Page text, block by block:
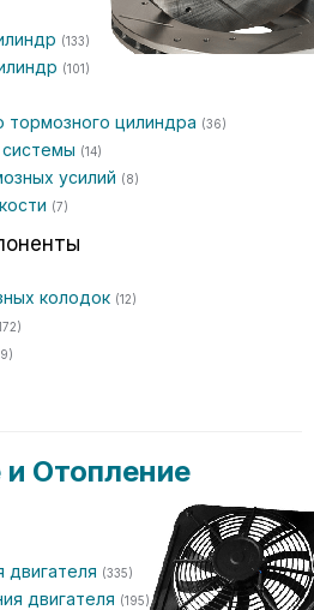
(133)
(101)
тормозного цилиндра (36)
(14)
усилий (8)
(7)
колодок (12)
Отопление
(335)
двигателя (195)